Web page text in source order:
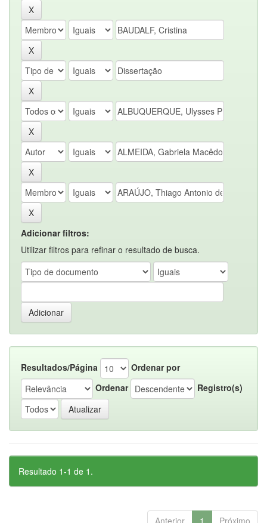
Adicionar filtros:
Utilizar filtros para refinar o resultado de busca.
Resultados/Página
Ordenar por
Ordenar
Registro(s)
Resultado 1-1 de 1.
Anterior 1 Próximo